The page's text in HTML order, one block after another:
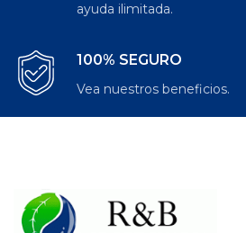
ayuda ilimitada.
100% SEGURO
Vea nuestros beneficios.